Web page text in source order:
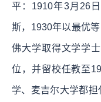
平：1910年3月26
斯，1930年以最优
佛大学取得文学学
位，并留校任教至
学、麦吉尔大学都